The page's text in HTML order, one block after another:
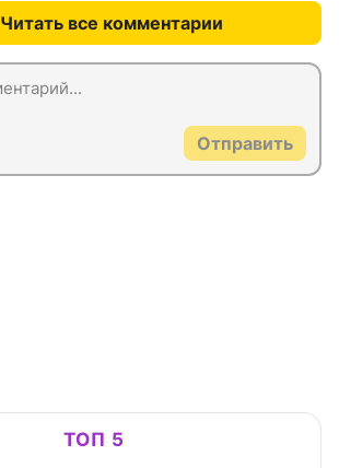
Читать все комментарии
Отправить
ТОП 5